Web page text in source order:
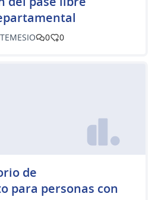
0 0
de
para personas con